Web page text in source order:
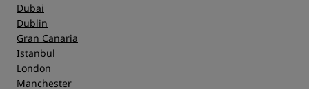
Dubai
Dublin
Gran Canaria
Istanbul
London
Manchester